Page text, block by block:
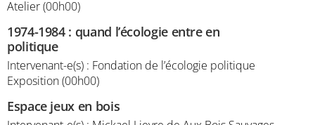
Atelier (00h00)
1974-1984 : quand l’écologie entre en
politique
Intervenant-e(s) : Fondation de l’écologie politique
Exposition (00h00)
Espace jeux en bois